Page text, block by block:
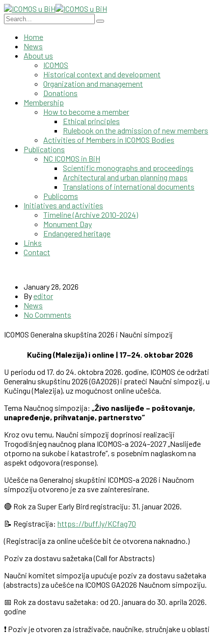
Home
News
About us
ICOMOS
Historical context and development
Organization and management
Donations
Membership
How to become a member
Ethical principles
Rulebook on the admission of new members
Activities of Members in ICOMOS Bodies
Publications
NC ICOMOS in BiH
Scientific monographs and proceedings
Architectural and urban planning maps
Translations of international documents
Publicoms
Initiatives and activities
Timeline (Archive 2010-2024)
Monument Day
Endangered heritage
Links
Contact
January 28, 2026
Byeditor
News
No Comments
ICOMOS Generalna skupština 2026 i Naučni simpozij
Kučing (Malezija) i online | 17–24. oktobar 2026
U periodu od 17. do 24. oktobra 2026. godine, ICOMOS će održati
Generalnu skupštinu 2026 (GA2026) i prateći Naučni simpozij, u
Kučingu (Malezija), uz mogućnost online učešća.
Tema Naučnog simpozija: „Živo naslijeđe – poštovanje,
unapređenje, prihvatanje, partnerstvo“
Kroz ovu temu, Naučni simpozij doprinosi realizaciji
Trogodišnjeg naučnog plana ICOMOS-a 2024–2027 „Naslijeđe
otporno na sukobe i katastrofe“, s posebnim naglaskom na
aspekt odgovora (response).
Učešće na Generalnoj skupštini ICOMOS-a 2026 i Naučnom
simpoziju otvoreno je za sve zainteresirane.
🔴 Rok za Super Early Bird registraciju: 31. januar 2026.
📝 Registracija: https://buff.ly/KCfag7O
(Registracija za online učešće bit će otvorena naknadno.)
Poziv za dostavu sažetaka (Call for Abstracts)
Naučni komitet simpozija upućuje poziv za dostavu sažetaka
(abstracts) za učešće na ICOMOS GA2026 Naučnom simpoziju.
📅 Rok za dostavu sažetaka: od 20. januara do 30. aprila 2026.
godine
❗ Poziv je otvoren za istraživače, naučnike, stručnjake u oblasti